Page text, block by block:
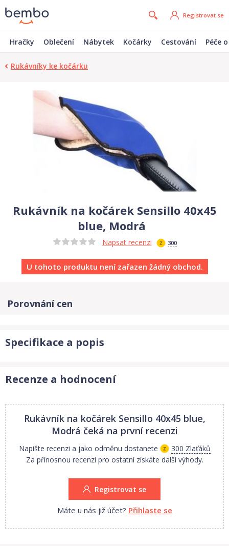
Registrovat se
Hračky Oblečení Nábytek Kočárky Cestování Péče
Rukávníky ke kočárku
Rukávník na kočárek Sensillo 40x45
blue, Modrá
Napsat recenzi 300
U tohoto produktu není zařazen žádný obchod.
Porovnání cen
Specifikace a popis
Recenze a hodnocení
Rukávník na kočárek Sensillo 40x45 blue,
Modrá čeká na první recenzi
Napište recenzi a jako odměnu dostanete
300 Zlaťáků
Za přínosnou recenzi pro ostatní získáte další výhody.
Registrovat se
Máte u nás již účet? Přihlaste se